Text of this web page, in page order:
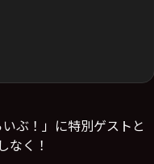
ぶ！」に特別ゲストと
なく！